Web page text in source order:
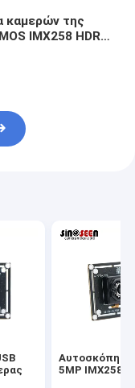
καμερών της
IMX258 HDR
Αυτοσκόπηση
5MP IMX258